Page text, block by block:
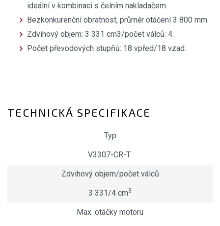
ideální v kombinaci s čelním nakladačem.
Bezkonkurenční obratnost, průměr otáčení 3 800 mm.
Zdvihový objem: 3 331 cm3/počet válců: 4.
Počet převodových stupňů: 18 vpřed/18 vzad.
TECHNICKÁ SPECIFIKACE
Typ
V3307-CR-T
Zdvihový objem/počet válců
3 331/4 cm3
Max. otáčky motoru